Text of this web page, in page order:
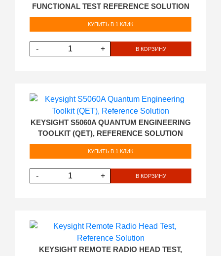
FUNCTIONAL TEST REFERENCE SOLUTION
КУПИТЬ В 1 КЛИК
- + В КОРЗИНУ
KEYSIGHT S5060A QUANTUM ENGINEERING
TOOLKIT (QET), REFERENCE SOLUTION
КУПИТЬ В 1 КЛИК
- + В КОРЗИНУ
KEYSIGHT REMOTE RADIO HEAD TEST,